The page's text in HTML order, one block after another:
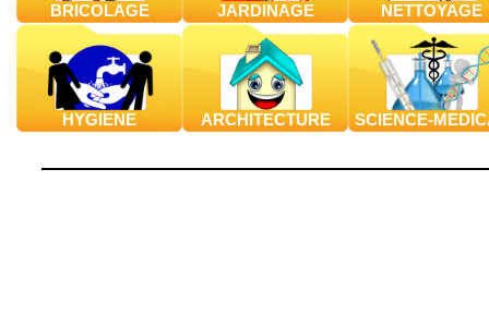
BRICOLAGE JARDINAGE NETTOYAGE
HYGIENE ARCHITECTURE SCIENCE-